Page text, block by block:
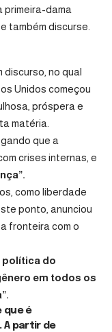
primeira-dama
também discurse.
discurso, no qual
Unidos começou
próspera e
matéria.
que a
crises internas, e
como liberdade
ponto, anunciou
fronteira com o
política do
em todos os
que é
A partir de